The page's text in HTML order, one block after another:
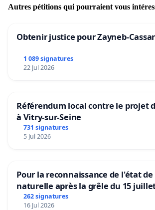
Autres pétitions qui pourraient vous
Obtenir justice pour Zayneb-
1 089 signatures
22 Jul 2026
Référendum local contre le projet
à Vitry-sur-Seine
731 signatures
5 Jul 2026
Pour la reconnaissance de l'état
naturelle après la grêle du 15
Aubenas et ses alentours
262 signatures
16 Jul 2026